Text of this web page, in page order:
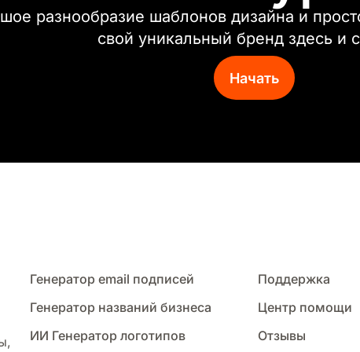
разнообразие шаблонов дизайна и
свой уникальный бренд здесь и
Начать
Генератор email подписей
Генератор названий бизнеса
ИИ Генератор логотипов
Поддержка
Центр помощи
Отзывы